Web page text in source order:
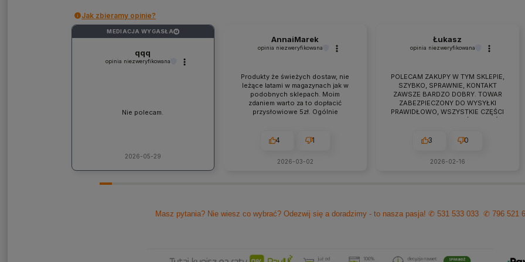
Jak zbieramy opinie?
MEDIACJA WYGASŁA ?
qqq
opinia niezweryfikowana
Nie polecam.
2026-05-29
AnnaiMarek
opinia niezweryfikowana
Produkty że świeżych dostaw, nie
leżące latami w magazynach jak w
podobnych sklepach. Moim
zdaniem warto za to dopłacić
przysłowiowe 5zł. Ogólnie
jakieś problemy zawsze można
Polecam z czystym sumieniem!
4 1
2026-03-02
Łukasz
opinia niezweryfikowana
POLECAM ZAKUPY W TYM SKLEPIE,
SZYBKO, SPRAWNIE, KONTAKT
ZAWSZE BARDZO DOBRY. TOWAR
ZABEZPIECZONY DO WYSYŁKI
PRAWIDŁOWO, WSZYSTKIE CZĘŚCI
WARTO TUTAJ
3 0
2026-02-16
Masz pytania? Nie wiesz co wybrać? Odezwij się a doradzimy - to nasza pasja!✆ 531 533 033 ✆ 796 521